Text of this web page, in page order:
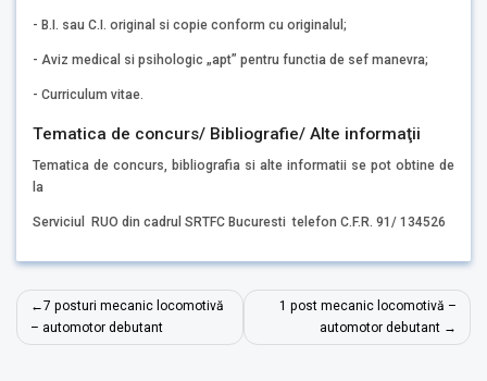
- B.I. sau C.I. original si copie conform cu originalul;
- Aviz medical si psihologic „apt” pentru functia de sef manevra;
- Curriculum vitae.
Tematica de concurs/ Bibliografie/ Alte informaţii
Tematica de concurs, bibliografia si alte informatii se pot obtine de
la
Serviciul RUO din cadrul SRTFC Bucuresti telefon C.F.R. 91/ 134526
Navigare
în
7 posturi mecanic locomotivă
– automotor debutant
1 post mecanic locomotivă –
automotor debutant